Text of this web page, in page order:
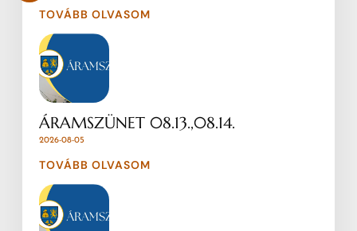
TOVÁBB OLVASOM
ÁRAMSZÜNET 08.13.,08.14.
2026-08-05
TOVÁBB OLVASOM